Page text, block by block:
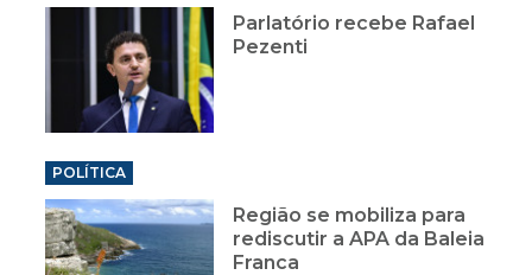
Parlatório recebe Rafael
Pezenti
POLÍTICA
Região se mobiliza para
rediscutir a APA da Baleia
Franca